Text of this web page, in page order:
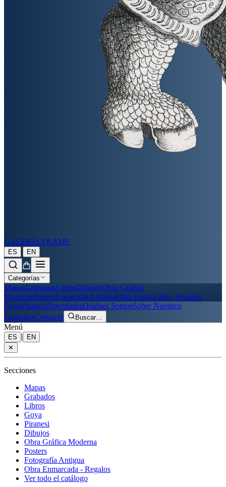
GALERÍA FRAME
ES | EN
Categorías
MapasGrabadosLibrosDibujosObra Gráfica
ModernaPostersFotografía AntiguaObra Enmarcada - Regalos
GoyaPiranesiNovedadesQuiénes SomosSobre Nuestros
GrabadosContacto Buscar…
Menú
ES |
EN
✕
Secciones
Mapas
Grabados
Libros
Goya
Piranesi
Dibujos
Obra Gráfica Moderna
Posters
Fotografía Antigua
Obra Enmarcada - Regalos
Ver todo el catálogo